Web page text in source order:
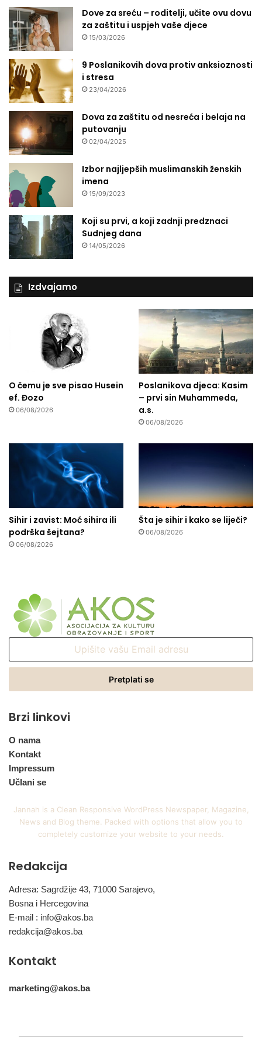
n
u
t
i
s
p
o
š
t
o
v
a
j
e
m
v
-
b
e
g
o
v
o
j
b
i
o
t
e
c
i
Dove za sreću – roditelji, učite ovu dovu
za zaštitu i uspjeh vaše djece
15/03/2026
9 Poslanikovih dova protiv anksioznosti
i stresa
23/04/2026
Dova za zaštitu od nesreća i belaja na
putovanju
02/04/2025
Izbor najljepših muslimanskih ženskih
imena
15/09/2023
Koji su prvi, a koji zadnji predznaci
Sudnjeg dana
14/05/2026
Izdvajamo
O čemu je sve pisao Husein
ef. Đozo
06/08/2026
Poslanikova djeca: Kasim
– prvi sin Muhammeda,
a.s.
06/08/2026
Sihir i zavist: Moć sihira ili
podrška šejtana?
06/08/2026
Šta je sihir i kako se liječi?
06/08/2026
Email
Brzi linkovi
O nama
Kontakt
Impressum
Učlani se
Jannah is a Clean Responsive WordPress Newspaper, Magazine,
News and Blog theme. Packed with options that allow you to
completely customize your website to your needs.
Redakcija
Adresa: Sagrdžije 43, 71000 Sarajevo,
Bosna i Hercegovina
E-mail : info@akos.ba
redakcija@akos.ba
Kontakt
marketing@akos.ba